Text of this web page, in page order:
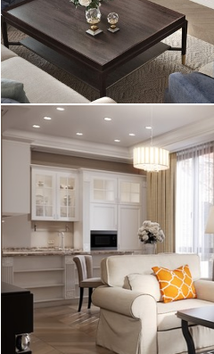
квартира, 96 м2
Американская классика
Интерьер гостиной с
бежевого и оранжевого
контрастирует со светло-
квартира, 120 м 2
Современная классика